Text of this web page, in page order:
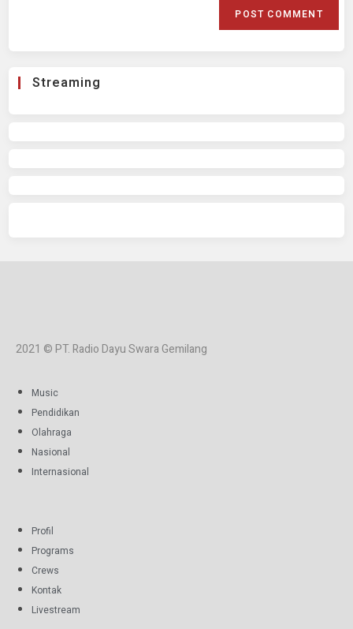
Streaming
2021 © PT. Radio Dayu Swara Gemilang
Music
Pendidikan
Olahraga
Nasional
Internasional
Profil
Programs
Crews
Kontak
Livestream